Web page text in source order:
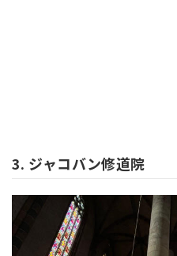
3. ジャコバン修道院